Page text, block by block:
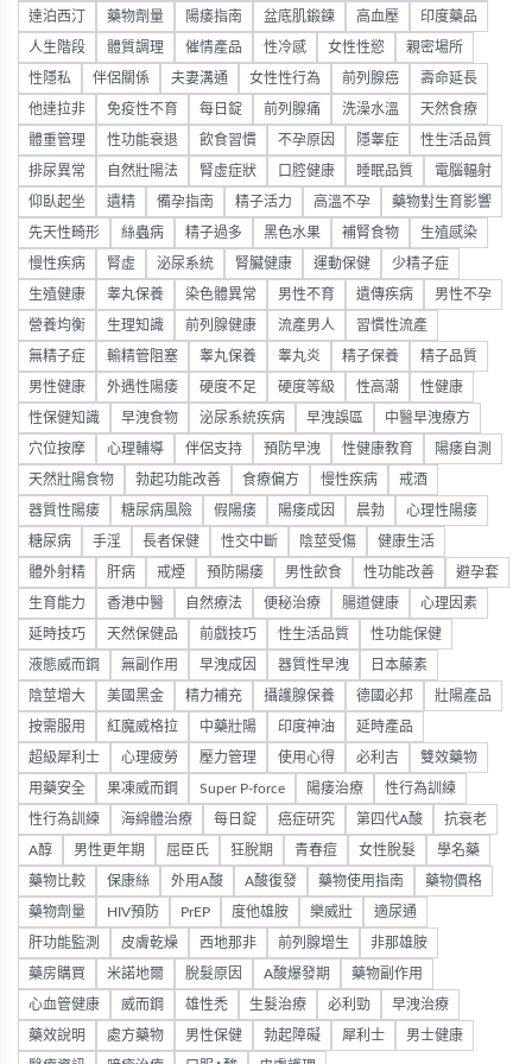
達泊西汀 藥物劑量 陽痿指南 盆底肌鍛鍊 高血壓 印度藥品
人生階段 體質調理 催情產品 性冷感 女性性慾 親密場所
性隱私 伴侶關係 夫妻溝通 女性性行為 前列腺癌 壽命延長
他達拉非 免疫性不育 每日錠 前列腺痛 洗澡水溫 天然食療
體重管理 性功能衰退 飲食習慣 不孕原因 隱睾症 性生活品質
排尿異常 自然壯陽法 腎虛症狀 口腔健康 睡眠品質 電腦輻射
仰臥起坐 遺精 備孕指南 精子活力 高溫不孕 藥物對生育影響
先天性畸形 絲蟲病 精子過多 黑色水果 補腎食物 生殖感染
慢性疾病 腎虛 泌尿系統 腎臟健康 運動保健 少精子症
生殖健康 睾丸保養 染色體異常 男性不育 遺傳疾病 男性不孕
營養均衡 生理知識 前列腺健康 流產男人 習慣性流產
無精子症 輸精管阻塞 睾丸保養 睾丸炎 精子保養 精子品質
男性健康 外遇性陽痿 硬度不足 硬度等級 性高潮 性健康
性保健知識 早洩食物 泌尿系統疾病 早洩誤區 中醫早洩療方
穴位按摩 心理輔導 伴侶支持 預防早洩 性健康教育 陽痿自測
天然壯陽食物 勃起功能改善 食療偏方 慢性疾病 戒酒
器質性陽痿 糖尿病風險 假陽痿 陽痿成因 晨勃 心理性陽痿
糖尿病 手淫 長者保健 性交中斷 陰莖受傷 健康生活
體外射精 肝病 戒煙 預防陽痿 男性飲食 性功能改善 避孕套
生育能力 香港中醫 自然療法 便秘治療 腸道健康 心理因素
延時技巧 天然保健品 前戲技巧 性生活品質 性功能保健
液態威而鋼 無副作用 早洩成因 器質性早洩 日本藤素
陰莖增大 美國黑金 精力補充 攝護腺保養 德國必邦 壯陽產品
按需服用 紅魔威格拉 中藥壯陽 印度神油 延時產品
超級犀利士 心理疲勞 壓力管理 使用心得 必利吉 雙效藥物
用藥安全 果凍威而鋼 Super P-force 陽痿治療 性行為訓練
性行為訓練 海綿體治療 每日錠 癌症研究 第四代A酸 抗衰老
A醇 男性更年期 屈臣氏 狂脫期 青春痘 女性脫髮 學名藥
藥物比較 保康絲 外用A酸 A酸復發 藥物使用指南 藥物價格
藥物劑量 HIV預防 PrEP 度他雄胺 樂威壯 適尿通
肝功能監測 皮膚乾燥 西地那非 前列腺增生 非那雄胺
藥房購買 米諾地爾 脫髮原因 A酸爆發期 藥物副作用
心血管健康 威而鋼 雄性禿 生髮治療 必利勁 早洩治療
藥效說明 處方藥物 男性保健 勃起障礙 犀利士 男士健康